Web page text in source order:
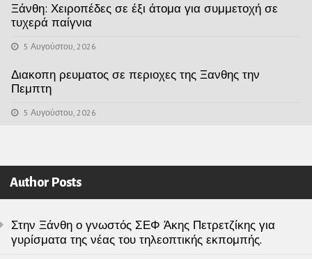
Ξάνθη: Χειροπέδες σε έξι άτομα για συμμετοχή σε
τυχερά παίγνια
5 Αυγούστου, 2026
Διακοπη ρευματος σε περιοχες της Ξανθης την
Πεμπτη
5 Αυγούστου, 2026
Author Posts
Στην Ξάνθη ο γνωστός ΣΕΦ Άκης Πετρετζίκης για
γυρίσματα της νέας του τηλεοπτικής εκπομπής.